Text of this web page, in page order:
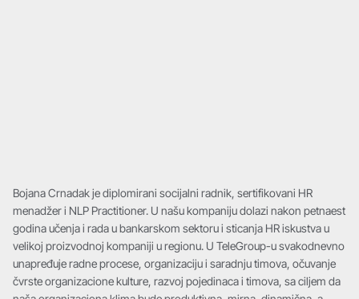
Bojana Crnadak je diplomirani socijalni radnik, sertifikovani HR
menadžer i NLP Practitioner. U našu kompaniju dolazi nakon petnaest
godina učenja i rada u bankarskom sektoru i sticanja HR iskustva u
velikoj proizvodnoj kompaniji u regionu. U TeleGroup-u svakodnevno
unapređuje radne procese, organizaciju i saradnju timova, očuvanje
čvrste organizacione kulture, razvoj pojedinaca i timova, sa ciljem da